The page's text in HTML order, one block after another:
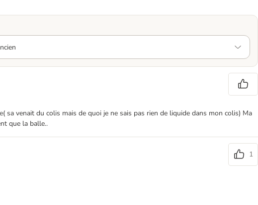
sa venait du colis mais de quoi je ne sais pas rien de liquide dans mon colis) Ma
que la balle..
1